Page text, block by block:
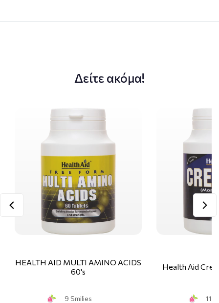
Δείτε ακόμα!
HEALTH AID MULTI AMINO ACIDS
60's
9 Smilies
Health Aid
11